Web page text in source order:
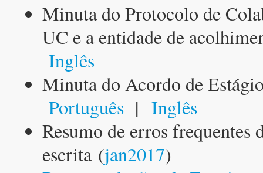
Minuta do Protocolo de
UC e a entidade de
Inglês
Minuta do Acordo de
Português | Inglês
Resumo de erros frequentes
escrita (jan2017)